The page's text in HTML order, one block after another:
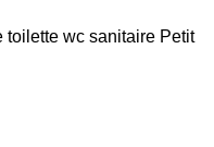
wc sanitaire Petit